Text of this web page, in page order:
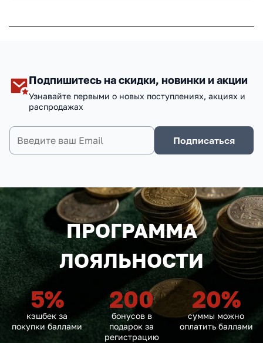
Подпишитесь на скидки, новинки и акции
Узнавайте первыми о новых поступлениях, акциях и
распродажах
Подписаться
ПРОГРАММА
ЛОЯЛЬНОСТИ
5%
кэшбек за
покупки баллами
200
бонусов в
подарок за
регистрацию
20%
суммы можно
оплатить баллами